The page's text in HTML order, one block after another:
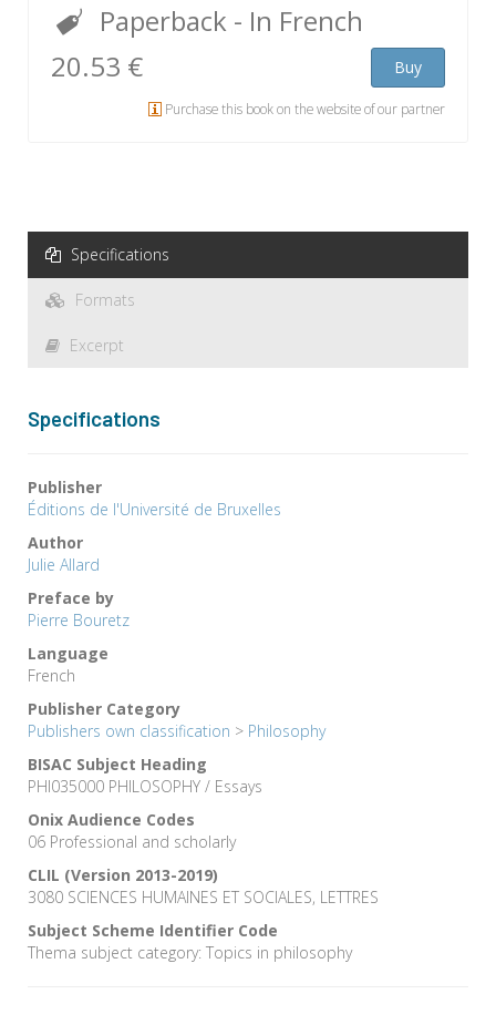
Paperback - In French
20.53 €
Buy
Purchase this book on the website of our partner
Specifications
Formats
Excerpt
Specifications
Publisher
Éditions de l'Université de Bruxelles
Author
Julie Allard
Preface by
Pierre Bouretz
Language
French
Publisher Category
Publishers own classification > Philosophy
BISAC Subject Heading
PHI035000 PHILOSOPHY / Essays
Onix Audience Codes
06 Professional and scholarly
CLIL (Version 2013-2019)
3080 SCIENCES HUMAINES ET SOCIALES, LETTRES
Subject Scheme Identifier Code
Thema subject category: Topics in philosophy